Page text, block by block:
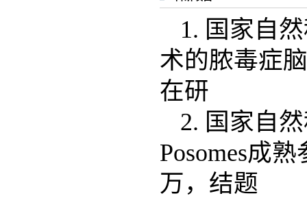
1. 国家自
术的脓毒症
在研
2. 国家自
Posomes成
万，结题